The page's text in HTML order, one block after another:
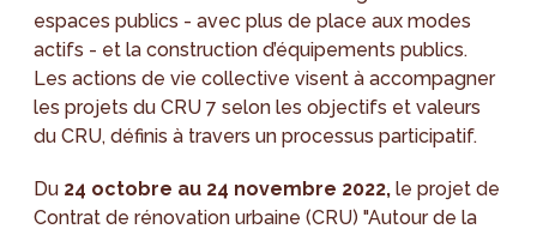
espaces publics - avec plus de place aux modes
actifs - et la construction d’équipements publics.
Les actions de vie collective visent à accompagner
les projets du CRU 7 selon les objectifs et valeurs
du CRU, définis à travers un processus participatif.
Du 24 octobre au 24 novembre 2022, le projet de
Contrat de rénovation urbaine (CRU) "Autour de la